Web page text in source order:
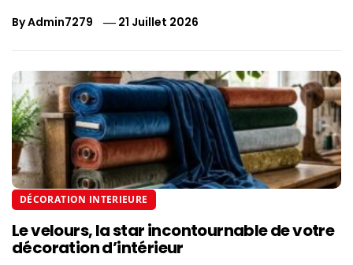
ByAdmin7279 21 Juillet 2026
DÉCORATION INTERIEURE
Le velours, la star incontournable de votre
décoration d’intérieur